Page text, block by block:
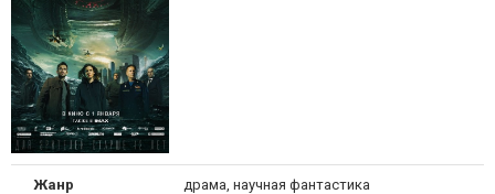
Жанр драма, научная фантастика